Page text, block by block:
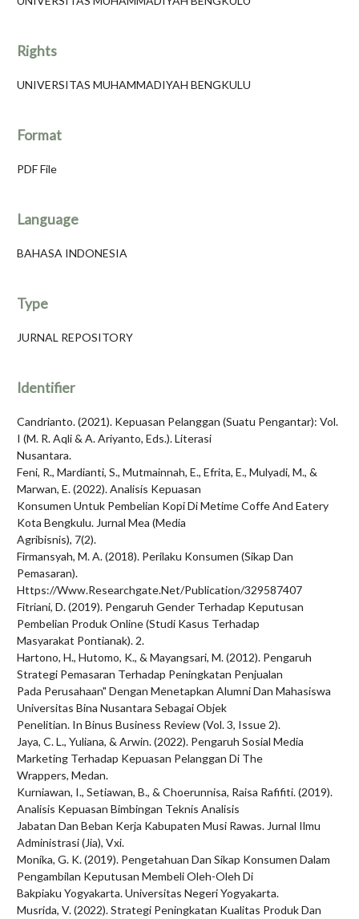
Rights
UNIVERSITAS MUHAMMADIYAH BENGKULU
Format
PDF File
Language
BAHASA INDONESIA
Type
JURNAL REPOSITORY
Identifier
Candrianto. (2021). Kepuasan Pelanggan (Suatu Pengantar): Vol.
I (M. R. Aqli & A. Ariyanto, Eds.). Literasi
Nusantara.
Feni, R., Mardianti, S., Mutmainnah, E., Efrita, E., Mulyadi, M., &
Marwan, E. (2022). Analisis Kepuasan
Konsumen Untuk Pembelian Kopi Di Metime Coffe And Eatery
Kota Bengkulu. Jurnal Mea (Media
Agribisnis), 7(2).
Firmansyah, M. A. (2018). Perilaku Konsumen (Sikap Dan
Pemasaran).
Https://Www.Researchgate.Net/Publication/329587407
Fitriani, D. (2019). Pengaruh Gender Terhadap Keputusan
Pembelian Produk Online (Studi Kasus Terhadap
Masyarakat Pontianak). 2.
Hartono, H., Hutomo, K., & Mayangsari, M. (2012). Pengaruh
Strategi Pemasaran Terhadap Peningkatan Penjualan
Pada Perusahaan" Dengan Menetapkan Alumni Dan Mahasiswa
Universitas Bina Nusantara Sebagai Objek
Penelitian. In Binus Business Review (Vol. 3, Issue 2).
Jaya, C. L., Yuliana, & Arwin. (2022). Pengaruh Sosial Media
Marketing Terhadap Kepuasan Pelanggan Di The
Wrappers, Medan.
Kurniawan, I., Setiawan, B., & Choerunnisa, Raisa Rafifiti. (2019).
Analisis Kepuasan Bimbingan Teknis Analisis
Jabatan Dan Beban Kerja Kabupaten Musi Rawas. Jurnal Ilmu
Administrasi (Jia), Vxi.
Monika, G. K. (2019). Pengetahuan Dan Sikap Konsumen Dalam
Pengambilan Keputusan Membeli Oleh-Oleh Di
Bakpiaku Yogyakarta. Universitas Negeri Yogyakarta.
Musrida, V. (2022). Strategi Peningkatan Kualitas Produk Dan